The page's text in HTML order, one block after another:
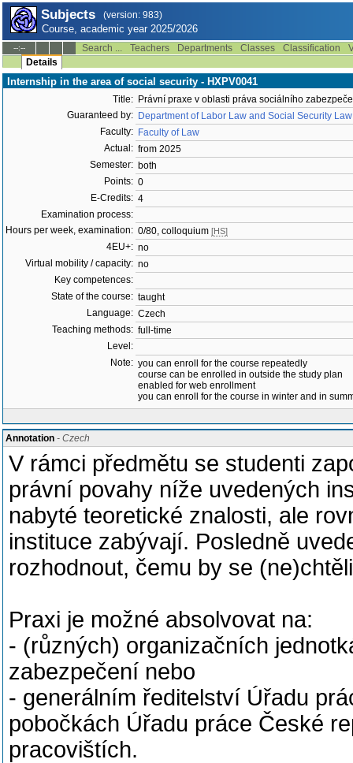
Subjects (version: 983)
Course, academic year 2025/2026
--:-- Search ... Teachers Departments Classes Classification
Details
Internship in the area of social security - HXPV0041
Title: Právní praxe v oblasti práva sociálního
Guaranteed by: Department of Labor Law and Social Security
Faculty: Faculty of Law
Actual: from 2025
Semester: both
Points: 0
E-Credits: 4
Examination process:
Hours per week, examination: 0/80, colloquium [HS]
4EU+: no
Virtual mobility / capacity: no
Key competences:
State of the course: taught
Language: Czech
Teaching methods: full-time
Level:
Note: you can enroll for the course repeatedly
course can be enrolled in outside the study plan
enabled for web enrollment
you can enroll for the course in winter and in
Annotation - Czech
V rámci předmětu se studenti
právní povahy níže uvedených
nabyté teoretické znalosti, ale
instituce zabývají. Posledně
rozhodnout, čemu by se
Praxi je možné absolvovat na:
- (různých) organizačních
zabezpečení nebo
- generálním ředitelství Úřadu
pobočkách Úřadu práce České
pracovištích.